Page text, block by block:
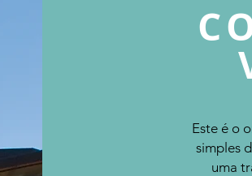
Este é o
simples
uma